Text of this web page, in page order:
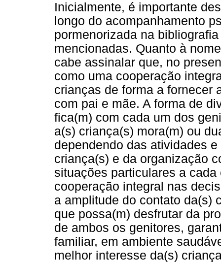
Inicialmente, é importante
longo do acompanhamento
pormenorizada na
mencionadas. Quanto à
cabe assinalar que, no
como uma cooperação
crianças de forma a fornecer
com pai e mãe. A forma de
fica(m) com cada um dos
a(s) criança(s) mora(m) ou
dependendo das atividades
criança(s) e da organização
situações particulares a
cooperação integral nas
a amplitude do contato da(s)
que possa(m) desfrutar da
de ambos os genitores,
familiar, em ambiente
melhor interesse da(s)